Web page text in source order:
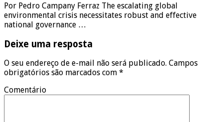
Por Pedro Campany Ferraz The escalating global
environmental crisis necessitates robust and effective
national governance …
Deixe uma resposta
O seu endereço de e-mail não será publicado. Campos
obrigatórios são marcados com *
Comentário